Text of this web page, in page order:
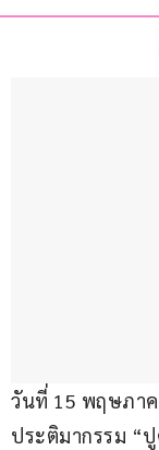
วันที่ 15 พฤษภาค
ประติมากรรม “